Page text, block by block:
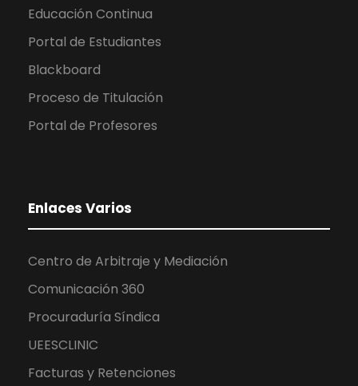
Educación Continua
Portal de Estudiantes
Blackboard
Proceso de Titulación
Portal de Profesores
Enlaces Varios
Centro de Arbitraje y Mediación
Comunicación 360
Procuraduría Síndica
UEESCLINIC
Facturas y Retenciones